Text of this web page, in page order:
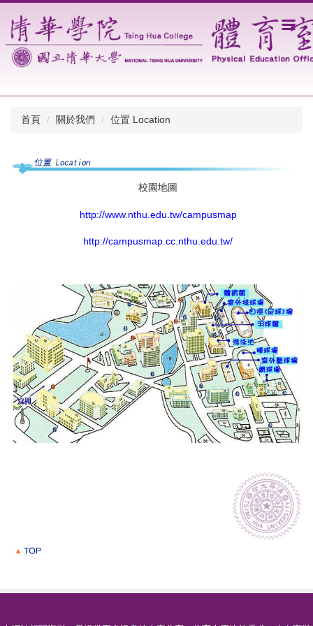
到
主
要
內
區
首頁
關於我們 位置 Location
校園地圖
http://www.nthu.edu.tw/campusmap
http://campusmap.cc.nthu.edu.tw/